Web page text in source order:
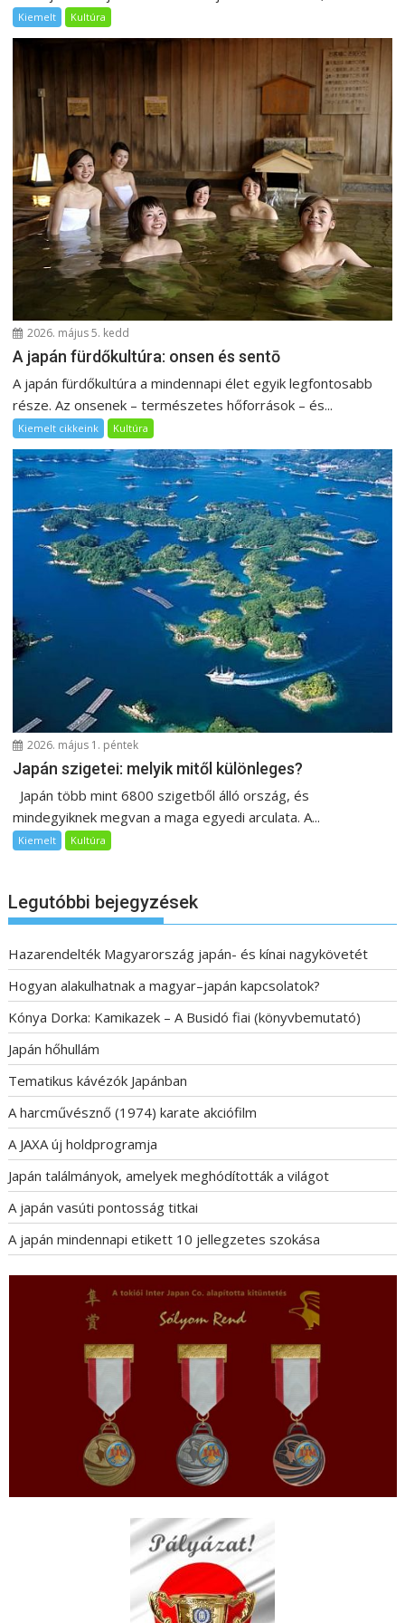
Kiemelt Kultúra
2026. május 5. kedd
A japán fürdőkultúra: onsen és sentō
A japán fürdőkultúra a mindennapi élet egyik legfontosabb
része. Az onsenek – természetes hőforrások – és...
Kiemelt cikkeink Kultúra
2026. május 1. péntek
Japán szigetei: melyik mitől különleges?
Japán több mint 6800 szigetből álló ország, és
mindegyiknek megvan a maga egyedi arculata. A...
Kiemelt Kultúra
Legutóbbi bejegyzések
Hazarendelték Magyarország japán- és kínai nagykövetét
Hogyan alakulhatnak a magyar–japán kapcsolatok?
Kónya Dorka: Kamikazek – A Busidó fiai (könyvbemutató)
Japán hőhullám
Tematikus kávézók Japánban
A harcművésznő (1974) karate akciófilm
A JAXA új holdprogramja
Japán találmányok, amelyek meghódították a világot
A japán vasúti pontosság titkai
A japán mindennapi etikett 10 jellegzetes szokása